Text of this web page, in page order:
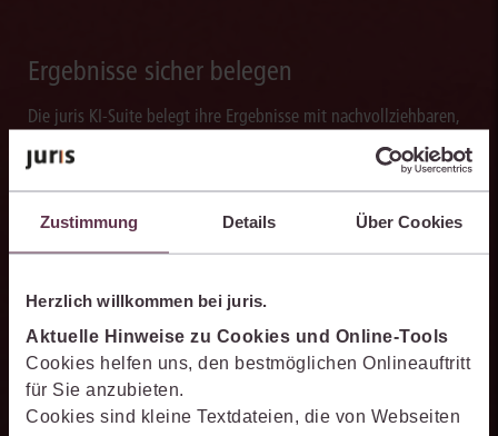
Zustimmung Details Über Cookies
Herzlich willkommen bei juris.
Aktuelle Hinweise zu Cookies und Online-Tools
Cookies helfen uns, den bestmöglichen Onlineauftritt
für Sie anzubieten.
Cookies sind kleine Textdateien, die von Webseiten
Ergebnisse sicher belegen
Die juris KI-Suite belegt ihre Ergebnisse mit nachvollziehbaren,
zitierfähigen Quellenverweisen. So können Sie die Antworten
transparent prüfen, fachlich einordnen und auf einer belastbaren
Grundlage weiterverarbeiten.
Schneller analysieren
Die juris KI-Suite beschleunigt die Analyse komplexer
juristischer Fragestellungen. Sie hilft dabei, Sachverhalte
einzuordnen, Zusammenhänge zu erkennen und belastbare